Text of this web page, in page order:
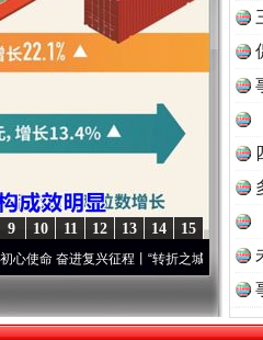
15
14
13
12
11
10
9
进复兴征程丨“转折之城”激荡..·[视频] 牢记